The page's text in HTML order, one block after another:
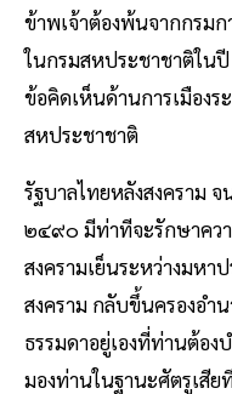
ข้าพเจ้าต้องพ้นจากกรม
ในกรมสหประชาชาติใน
ข้อคิดเห็นด้านการเมือง
สหประชาชาติ
รัฐบาลไทยหลังสงคราม
๒๔๙๐ มีท่าทีจะรักษาควา
สงครามเย็นระหว่างมห
สงคราม กลับขึ้นครองอำ
ธรรมดาอยู่เองที่ท่านต้อ
มองท่านในฐานะศัตรูเสี